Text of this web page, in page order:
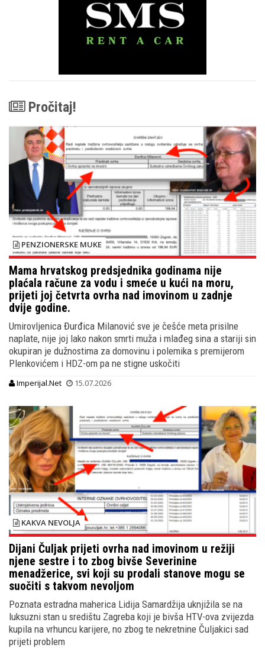
Pročitaj!
PENZIONERSKE MUKE
Mama hrvatskog predsjednika godinama nije
plaćala račune za vodu i smeće u kući na moru,
prijeti joj četvrta ovrha nad imovinom u zadnje
dvije godine.
Umirovljenica Đurđica Milanović sve je češće meta prisilne
naplate, nije joj lako nakon smrti muža i mlađeg sina a stariji sin
okupiran je dužnostima za domovinu i polemika s premijerom
Plenkovićem i HDZ-om pa ne stigne uskočiti
Imperijal.Net 15.07.2026
KAKVA NEVOLJA
Dijani Čuljak prijeti ovrha nad imovinom u režiji
njene sestre i to zbog bivše Severinine
menadžerice, svi koji su prodali stanove mogu se
suočiti s takvom nevoljom
Poznata estradna maherica Lidija Samardžija uknjižila se na
luksuzni stan u središtu Zagreba koji je bivša HTV-ova zvijezda
kupila na vrhuncu karijere, no zbog te nekretnine Čuljakici sad
prijeti problem